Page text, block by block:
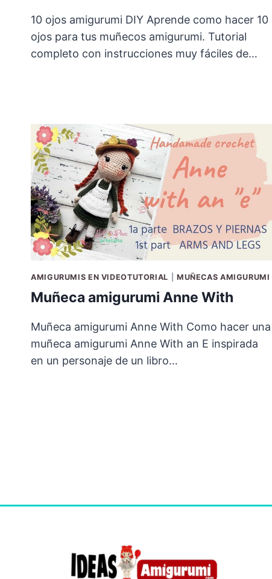
10 ojos amigurumi DIY Aprende como hacer 10
ojos para tus muñecos amigurumi. Tutorial
completo con instrucciones muy fáciles de…
AMIGURUMIS EN VIDEOTUTORIAL MUÑECAS AMIGURUMI
Muñeca amigurumi Anne With
Muñeca amigurumi Anne With Como hacer una
muñeca amigurumi Anne With an E inspirada
en un personaje de un libro…